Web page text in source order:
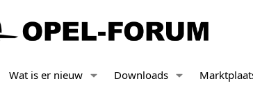
Wat is er nieuw Downloads